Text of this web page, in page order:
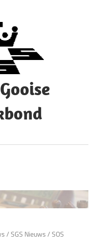
/SGS Nieuws/SOS